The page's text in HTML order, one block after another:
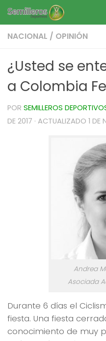
Saltar al contenido
NACIONAL / OPINIÓN
¿Usted se
a Colombia
POR SEMILLEROS
DE 2017 · ACTUALIZADO 1 DE
Andrea
Asociada
Durante 6 días el
fiesta. Una fiesta
conocimiento de muy